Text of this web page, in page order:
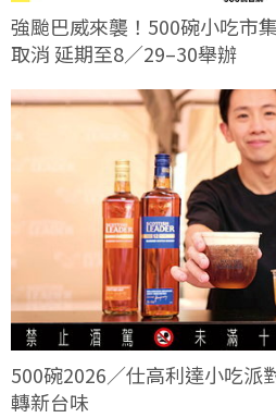
強颱巴威來襲！500碗小吃市
取消 延期至8／29–30舉辦
500碗2026／仕高利達小吃派
轉新台味